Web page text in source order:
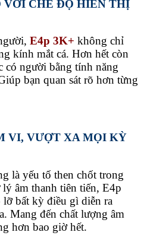
VỚI CHẾ ĐỘ HIỂN THỊ
E4p 3K+ không chỉ
kính mắt cá. Hơn hết còn
người bằng tính năng
bạn quan sát rõ hơn từng
VI, VƯỢT XA MỌI KỲ
là yếu tố then chốt trong
âm thanh tiên tiến, E4p
lỡ bất kỳ điều gì diễn ra
Mang đến chất lượng âm
hơn bao giờ hết.